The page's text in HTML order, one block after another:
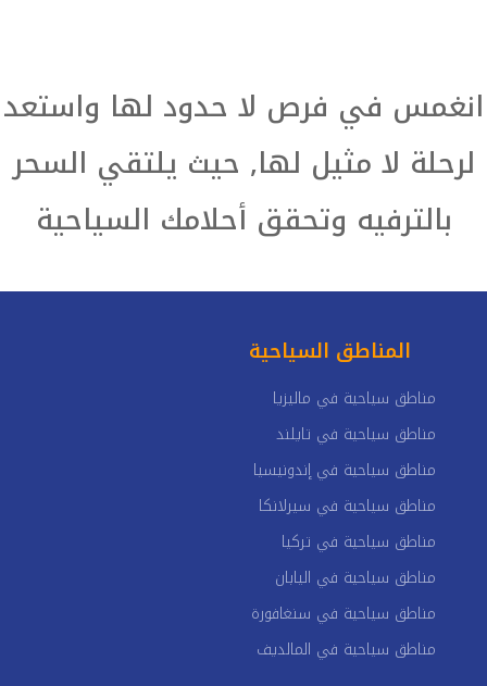
انغمس في فرص لا حدود لها واستعد
لرحلة لا مثيل لها, حيث يلتقي السحر
بالترفيه وتحقق أحلامك السياحية
المناطق السياحية
مناطق سياحية في ماليزيا
مناطق سياحية في تايلند
مناطق سياحية في إندونيسيا
مناطق سياحية في سيرلانكا
مناطق سياحية في تركيا
مناطق سياحية في اليابان
مناطق سياحية في سنغافورة
مناطق سياحية في المالديف